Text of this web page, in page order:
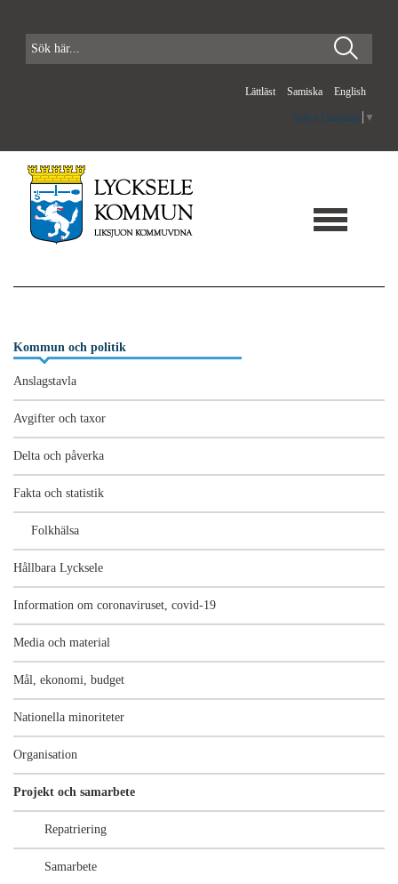
Lättläst Samiska English
Select Language ▼
Kommun och politik
Anslagstavla
Avgifter och taxor
Delta och påverka
Fakta och statistik
Folkhälsa
Hållbara Lycksele
Information om coronaviruset, covid-19
Media och material
Mål, ekonomi, budget
Nationella minoriteter
Organisation
Projekt och samarbete
Repatriering
Samarbete